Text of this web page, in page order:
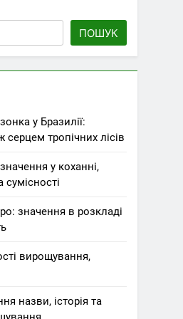
ПОШУК
у Бразилії:
тропічних лісів
у коханні,
сумісності
значення в розкладі
вирощування,
назви, історія та